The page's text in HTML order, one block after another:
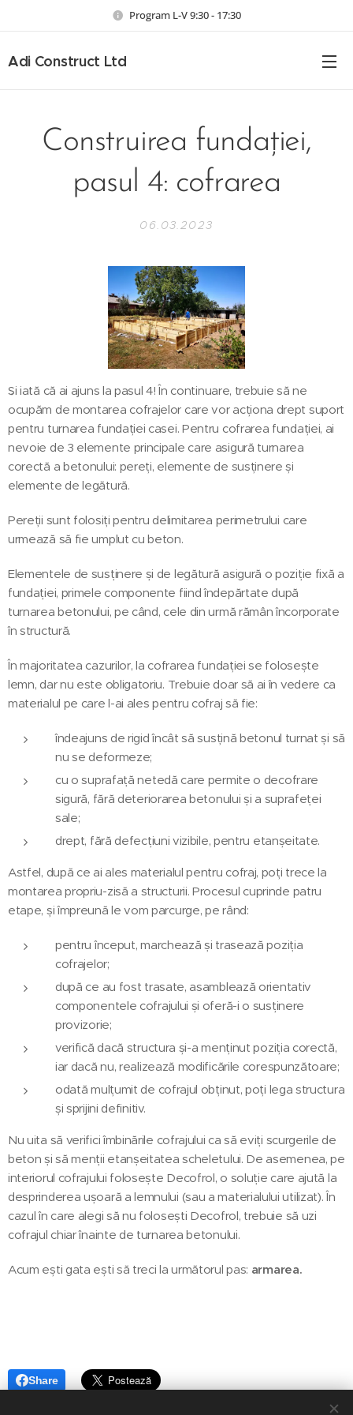
Program L-V 9:30 - 17:30
Adi Construct Ltd
Construirea fundației,
pasul 4: cofrarea
06.03.2023
Și iată că ai ajuns la pasul 4! În continuare, trebuie să ne
ocupăm de montarea cofrajelor care vor acționa drept suport
pentru turnarea fundației casei. Pentru cofrarea fundației, ai
nevoie de 3 elemente principale care asigură turnarea
corectă a betonului: pereți, elemente de susținere și
elemente de legătură.
Pereții sunt folosiți pentru delimitarea perimetrului care
urmează să fie umplut cu beton.
Elementele de susținere și de legătură asigură o poziție fixă a
fundației, primele componente fiind îndepărtate după
turnarea betonului, pe când, cele din urmă rămân încorporate
în structură.
În majoritatea cazurilor, la cofrarea fundației se folosește
lemn, dar nu este obligatoriu. Trebuie doar să ai în vedere ca
materialul pe care l-ai ales pentru cofraj să fie:
îndeajuns de rigid încât să susțină betonul turnat și să
nu se deformeze;
cu o suprafață netedă care permite o decofrare
sigură, fără deteriorarea betonului și a suprafeței
sale;
drept, fără defecțiuni vizibile, pentru etanșeitate.
Astfel, după ce ai ales materialul pentru cofraj, poți trece la
montarea propriu-zisă a structurii. Procesul cuprinde patru
etape, și împreună le vom parcurge, pe rând:
pentru început, marchează și trasează poziția
cofrajelor;
după ce au fost trasate, asamblează orientativ
componentele cofrajului și oferă-i o susținere
provizorie;
verifică dacă structura și-a menținut poziția corectă,
iar dacă nu, realizează modificările corespunzătoare;
odată mulțumit de cofrajul obținut, poți lega structura
și sprijini definitiv.
Nu uita să verifici îmbinările cofrajului ca să eviți scurgerile de
beton și să menții etanșeitatea scheletului. De asemenea, pe
interiorul cofrajului folosește Decofrol, o soluție care ajută la
desprinderea ușoară a lemnului (sau a materialului utilizat). În
cazul în care alegi să nu folosești Decofrol, trebuie să uzi
cofrajul chiar înainte de turnarea betonului.
Acum ești gata ești să treci la următorul pas: armarea.
Share